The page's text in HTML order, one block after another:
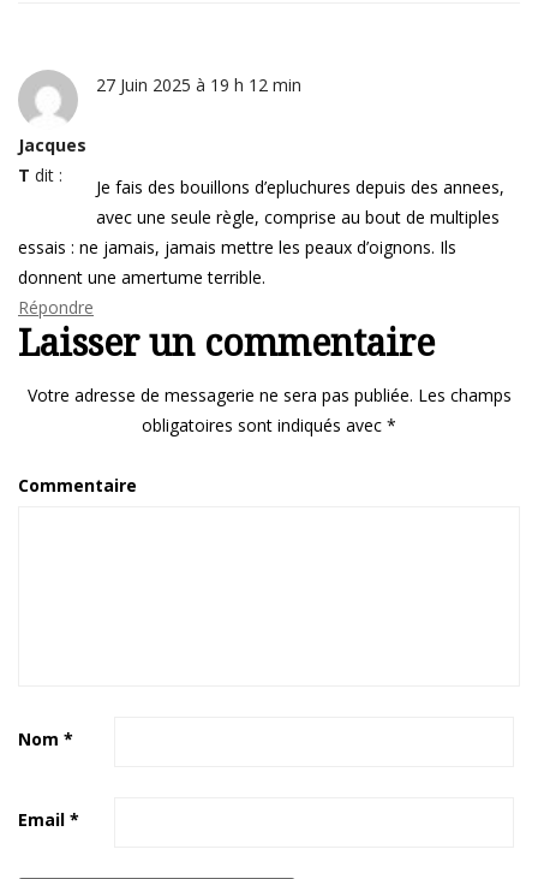
Jacques
T dit :
27 Juin 2025 à 19 h 12 min
Je fais des bouillons d’epluchures depuis des annees,
avec une seule règle, comprise au bout de multiples
essais : ne jamais, jamais mettre les peaux d’oignons. Ils
donnent une amertume terrible.
Répondre
Laisser un commentaire
Votre adresse de messagerie ne sera pas publiée. Les champs
obligatoires sont indiqués avec *
Commentaire
Nom *
Email *